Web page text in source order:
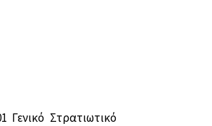
Στρατιωτικό